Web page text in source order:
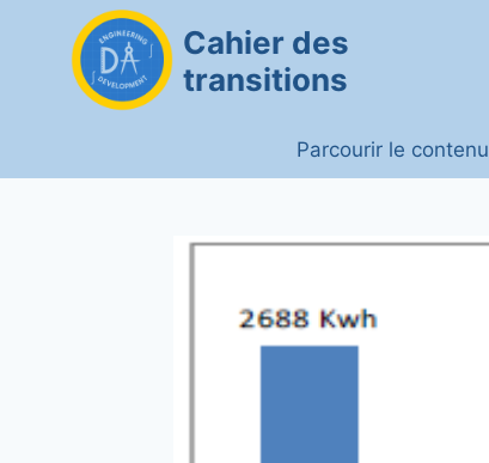
contenu
Cahier des
transitions
Parcourir le contenu